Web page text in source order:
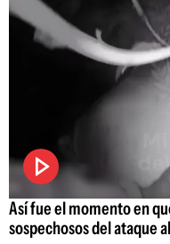
Así fue el momento en
sospechosos del ataque